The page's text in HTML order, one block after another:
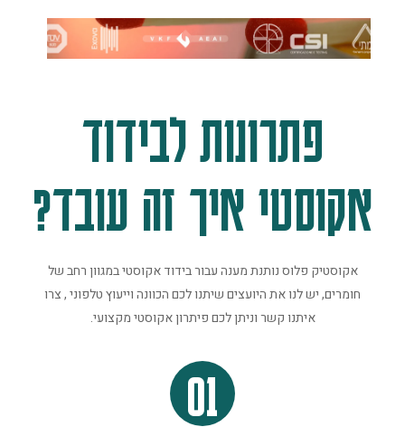
פתרונות לבידוד
אקוסטי איך זה עובד?
אקוסטיק פלוס נותנת מענה עבור בידוד אקוסטי במגוון רחב של
חומרים, יש לנו את היועצים שיתנו לכם הכוונה וייעוץ טלפוני , צרו
איתנו קשר וניתן לכם פיתרון אקוסטי מקצועי.
01